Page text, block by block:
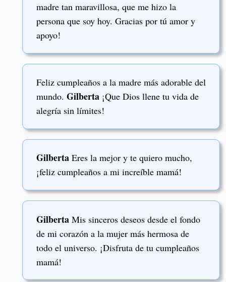
madre tan maravillosa, que me hizo la
persona que soy hoy. Gracias por tú amor y
apoyo!
Feliz cumpleaños a la madre más adorable del
mundo. Gilberta ¡Que Dios llene tu vida de
alegría sin límites!
Gilberta Eres la mejor y te quiero mucho,
¡feliz cumpleaños a mi increíble mamá!
Gilberta Mis sinceros deseos desde el fondo
de mi corazón a la mujer más hermosa de
todo el universo. ¡Disfruta de tu cumpleaños
mamá!